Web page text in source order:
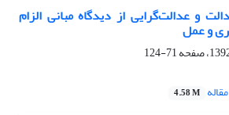
و عدالت‌گرایی از دیدگاه مبانی الزام
و عمل
71-124
4.58 M